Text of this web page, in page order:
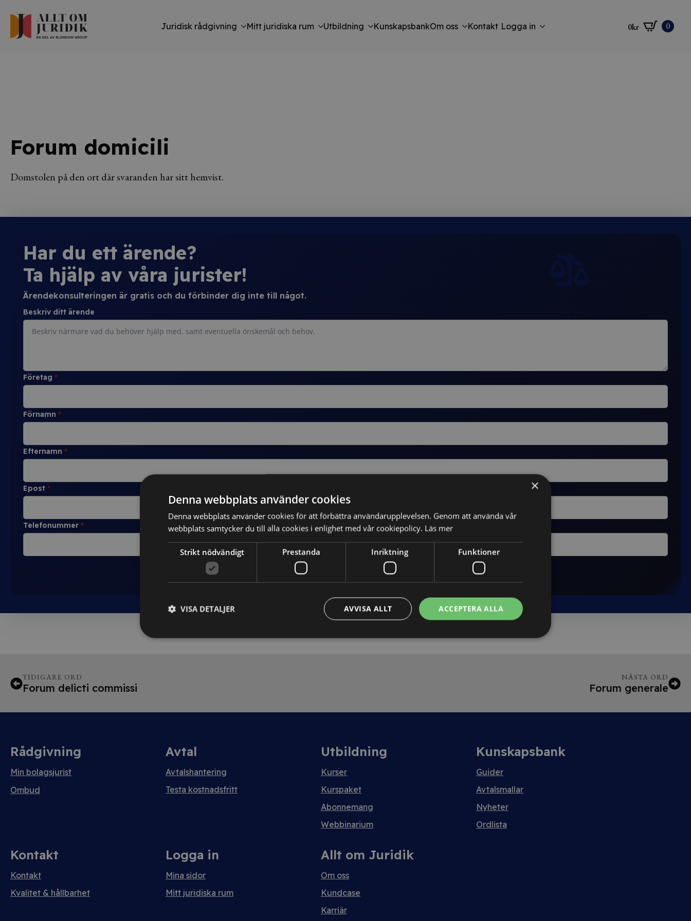
Juridisk rådgivning Mitt juridiska rum Utbildning KunskapsbankOm oss Kontakt Logga in 0kr 0
Forum domicili
Domstolen på den ort där svaranden har sitt hemvist.
Har du ett ärende?
Ta hjälp av våra jurister!
Ärendekonsulteringen är gratis och du förbinder dig inte till något.
Beskriv ditt ärende
Företag *
Förnamn *
Efternamn *
Epost *
Telefonummer *
TIDIGARE ORD
Forum delicti commissi
NÄSTA ORD
Forum generale
Rådgivning
Min bolagsjurist
Ombud
Avtal
Avtalshantering
Testa kostnadsfritt
Utbildning
Kurser
Kurspaket
Abonnemang
Webbinarium
Kunskapsbank
Guider
Avtalsmallar
Nyheter
Ordlista
Kontakt
Kontakt
Kvalitet & hållbarhet
Logga in
Mina sidor
Mitt juridiska rum
Allt om Juridik
Om oss
Kundcase
Karriär
×
Denna webbplats använder cookies
Denna webbplats använder cookies för att förbättra användarupplevelsen. Genom att använda vår
webbplats samtycker du till alla cookies i enlighet med vår cookiepolicy. Läs mer
Strikt nödvändigt Prestanda Inriktning Funktioner
ACCEPTERA ALLA
AVVISA ALLT
VISA DETALJER